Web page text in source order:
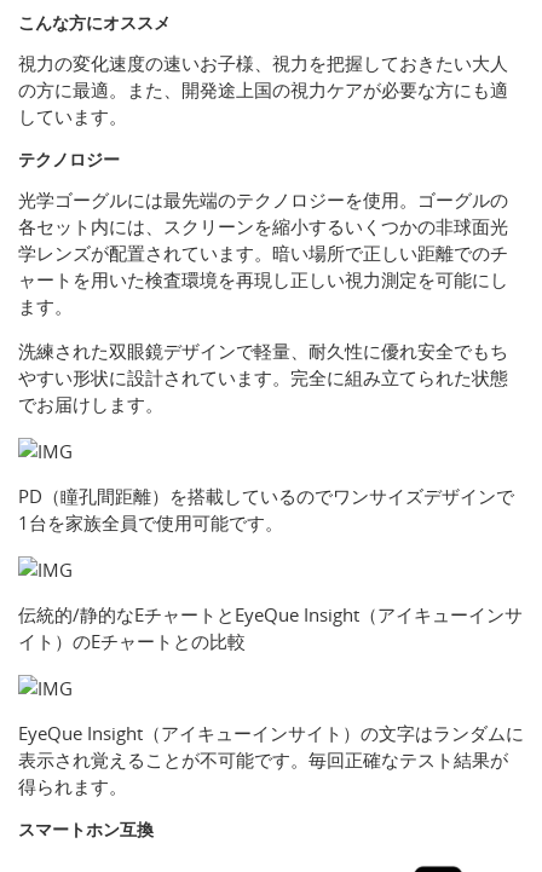
こんな方にオススメ
視力の変化速度の速いお子様、視力を把握しておきたい大人
の方に最適。また、開発途上国の視力ケアが必要な方にも適
しています。
テクノロジー
光学ゴーグルには最先端のテクノロジーを使用。ゴーグルの
各セット内には、スクリーンを縮小するいくつかの非球面光
学レンズが配置されています。暗い場所で正しい距離でのチ
ャートを用いた検査環境を再現し正しい視力測定を可能にし
ます。
洗練された双眼鏡デザインで軽量、耐久性に優れ安全でもち
やすい形状に設計されています。完全に組み立てられた状態
でお届けします。
PD（瞳孔間距離）を搭載しているのでワンサイズデザインで
1台を家族全員で使用可能です。
伝統的/静的なEチャートとEyeQue Insight（アイキューインサ
イト）のEチャートとの比較
EyeQue Insight（アイキューインサイト）の文字はランダムに
表示され覚えることが不可能です。毎回正確なテスト結果が
得られます。
スマートホン互換